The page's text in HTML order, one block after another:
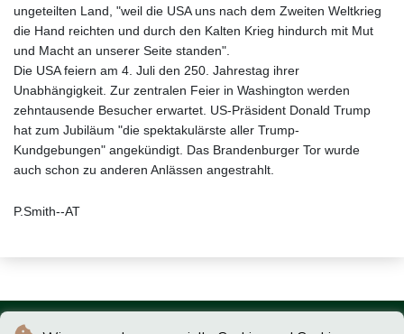
ungeteilten Land, "weil die USA uns nach dem Zweiten Weltkrieg
die Hand reichten und durch den Kalten Krieg hindurch mit Mut
und Macht an unserer Seite standen".
Die USA feiern am 4. Juli den 250. Jahrestag ihrer
Unabhängigkeit. Zur zentralen Feier in Washington werden
zehntausende Besucher erwartet. US-Präsident Donald Trump
hat zum Jubiläum "die spektakulärste aller Trump-
Kundgebungen" angekündigt. Das Brandenburger Tor wurde
auch schon zu anderen Anlässen angestrahlt.
P.Smith--AT